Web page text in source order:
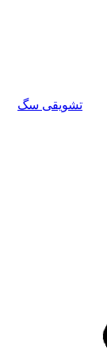
تشویقی سگ